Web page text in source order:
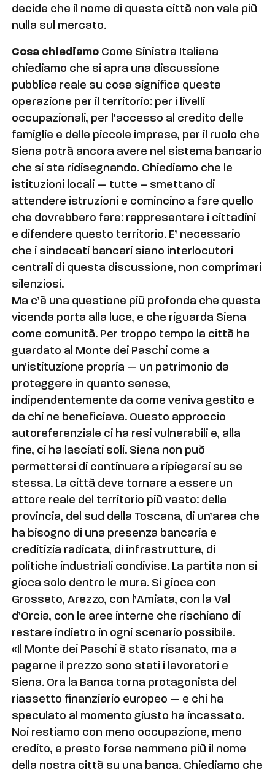
decide che il nome di questa città non vale più
nulla sul mercato.
Cosa chiediamo Come Sinistra Italiana
chiediamo che si apra una discussione
pubblica reale su cosa significa questa
operazione per il territorio: per i livelli
occupazionali, per l’accesso al credito delle
famiglie e delle piccole imprese, per il ruolo che
Siena potrà ancora avere nel sistema bancario
che si sta ridisegnando. Chiediamo che le
istituzioni locali — tutte – smettano di
attendere istruzioni e comincino a fare quello
che dovrebbero fare: rappresentare i cittadini
e difendere questo territorio. E’ necessario
che i sindacati bancari siano interlocutori
centrali di questa discussione, non comprimari
silenziosi.
Ma c’è una questione più profonda che questa
vicenda porta alla luce, e che riguarda Siena
come comunità. Per troppo tempo la città ha
guardato al Monte dei Paschi come a
un’istituzione propria — un patrimonio da
proteggere in quanto senese,
indipendentemente da come veniva gestito e
da chi ne beneficiava. Questo approccio
autoreferenziale ci ha resi vulnerabili e, alla
fine, ci ha lasciati soli. Siena non può
permettersi di continuare a ripiegarsi su se
stessa. La città deve tornare a essere un
attore reale del territorio più vasto: della
provincia, del sud della Toscana, di un’area che
ha bisogno di una presenza bancaria e
creditizia radicata, di infrastrutture, di
politiche industriali condivise. La partita non si
gioca solo dentro le mura. Si gioca con
Grosseto, Arezzo, con l’Amiata, con la Val
d’Orcia, con le aree interne che rischiano di
restare indietro in ogni scenario possibile.
«Il Monte dei Paschi è stato risanato, ma a
pagarne il prezzo sono stati i lavoratori e
Siena. Ora la Banca torna protagonista del
riassetto finanziario europeo — e chi ha
speculato al momento giusto ha incassato.
Noi restiamo con meno occupazione, meno
credito, e presto forse nemmeno più il nome
della nostra città su una banca. Chiediamo che